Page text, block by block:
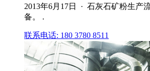
2013年6月17日 · 石灰石矿粉生产
备。 .
联系电话: 180 3780 8511